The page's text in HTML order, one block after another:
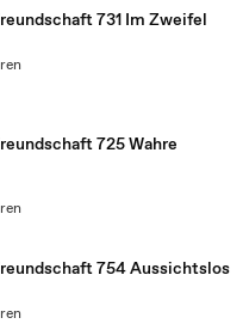
731 Im Zweifel
725 Wahre
754 Aussichtslos